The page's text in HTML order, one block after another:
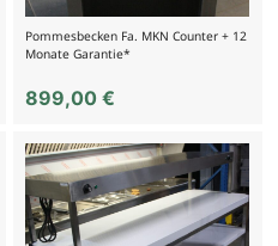
Pommesbecken Fa. MKN Counter + 12
Monate Garantie*
899,00€